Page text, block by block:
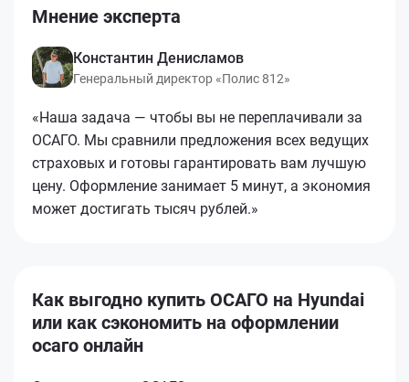
Мнение эксперта
Константин Денисламов
Генеральный директор «Полис 812»
«Наша задача — чтобы вы не переплачивали за
ОСАГО. Мы сравнили предложения всех ведущих
страховых и готовы гарантировать вам лучшую
цену. Оформление занимает 5 минут, а экономия
может достигать тысяч рублей.»
Как выгодно купить ОСАГО на Hyundai
или как сэкономить на оформлении
осаго онлайн